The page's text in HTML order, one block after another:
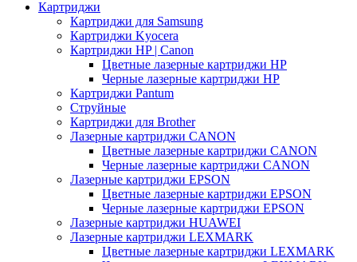
Картриджи
Картриджи для Samsung
Картриджи Kyocera
Картриджи HP | Canon
Цветные лазерные картриджи HP
Черные лазерные картриджи HP
Картриджи Pantum
Струйные
Картриджи для Brother
Лазерные картриджи CANON
Цветные лазерные картриджи CANON
Черные лазерные картриджи CANON
Лазерные картриджи EPSON
Цветные лазерные картриджи EPSON
Черные лазерные картриджи EPSON
Лазерные картриджи HUAWEI
Лазерные картриджи LEXMARK
Цветные лазерные картриджи LEXMARK